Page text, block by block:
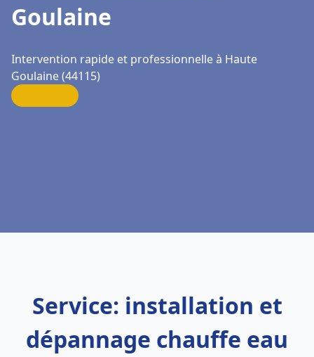
Goulaine
Intervention rapide et professionnelle à Haute
Goulaine (44115)
Service: installation et
dépannage chauffe eau